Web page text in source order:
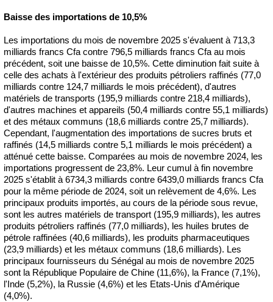
Baisse des importations de 10,5%
Les importations du mois de novembre 2025 s'évaluent à 713,3
milliards francs Cfa contre 796,5 milliards francs Cfa au mois
précédent, soit une baisse de 10,5%. Cette diminution fait suite à
celle des achats à l'extérieur des produits pétroliers raffinés (77,0
milliards contre 124,7 milliards le mois précédent), d'autres
matériels de transports (195,9 milliards contre 218,4 milliards),
d'autres machines et appareils (50,4 milliards contre 55,1 milliards)
et des métaux communs (18,6 milliards contre 25,7 milliards).
Cependant, l'augmentation des importations de sucres bruts et
raffinés (14,5 milliards contre 5,1 milliards le mois précédent) a
atténué cette baisse. Comparées au mois de novembre 2024, les
importations progressent de 23,8%. Leur cumul à fin novembre
2025 s'établit à 6734,3 milliards contre 6439,0 milliards francs Cfa
pour la même période de 2024, soit un relèvement de 4,6%. Les
principaux produits importés, au cours de la période sous revue,
sont les autres matériels de transport (195,9 milliards), les autres
produits pétroliers raffinés (77,0 milliards), les huiles brutes de
pétrole raffinées (40,6 milliards), les produits pharmaceutiques
(23,9 milliards) et les métaux communs (18,6 milliards). Les
principaux fournisseurs du Sénégal au mois de novembre 2025
sont la République Populaire de Chine (11,6%), la France (7,1%),
l'Inde (5,2%), la Russie (4,6%) et les Etats-Unis d'Amérique
(4,0%).